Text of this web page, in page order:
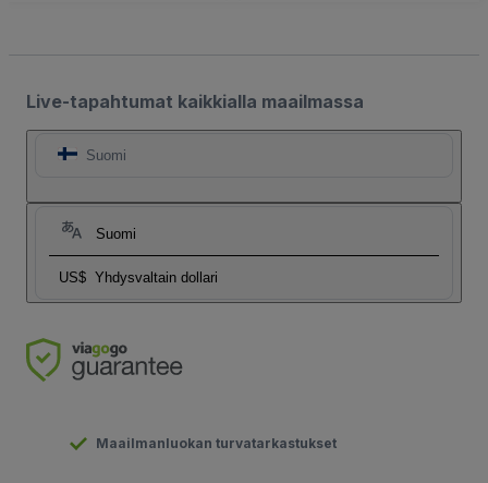
Live-tapahtumat kaikkialla maailmassa
Suomi
Suomi
US$ Yhdysvaltain dollari
Maailmanluokan turvatarkastukset